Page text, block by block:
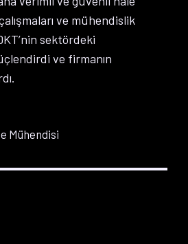
ve mühendislik
sektördeki
ve firmanın
Mühendisi